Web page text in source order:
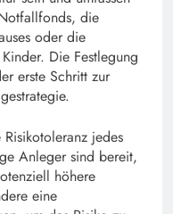
die
oder die
Die Festlegung
erste Schritt zur
jedes
Anleger sind bereit,
höhere
eine